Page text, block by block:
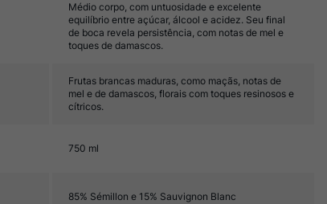
Médio corpo, com untuosidade e excelente
equilíbrio entre açúcar, álcool e acidez. Seu final
de boca revela persistência, com notas de mel e
toques de damascos.
Frutas brancas maduras, como maçãs, notas de
mel e de damascos, florais com toques resinosos e
cítricos.
750 ml
85% Sémillon e 15% Sauvignon Blanc